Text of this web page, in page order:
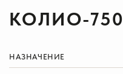
КОЛИО-750
НАЗНАЧЕНИЕ